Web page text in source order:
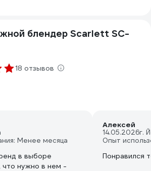
блендер Scarlett SC-
18 отзывов
Менее месяца
в выборе
что нужно в нем -
Алексей
14.05.2026г.
Опыт
Понравился